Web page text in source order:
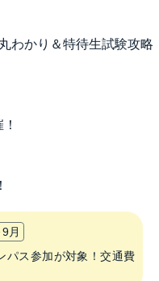
わかり＆特待生試験攻略
月
パス参加が対象！交通費